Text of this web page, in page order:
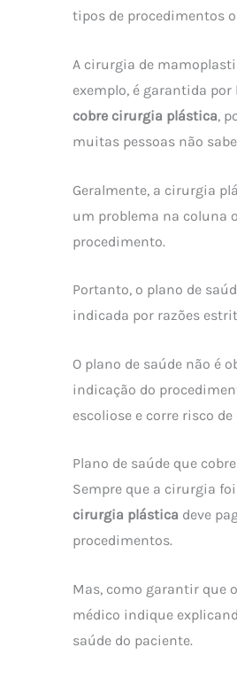
tipos de procedimentos
A cirurgia de
exemplo, é garantida
cobre cirurgia plástica,
muitas pessoas não
Geralmente, a cirurgia
um problema na coluna
procedimento.
Portanto, o plano de
indicada por razões
O plano de saúde não é
indicação do
escoliose e corre risco
Plano de saúde que
Sempre que a cirurgia
cirurgia plástica deve
procedimentos.
Mas, como garantir que
médico indique
saúde do paciente.